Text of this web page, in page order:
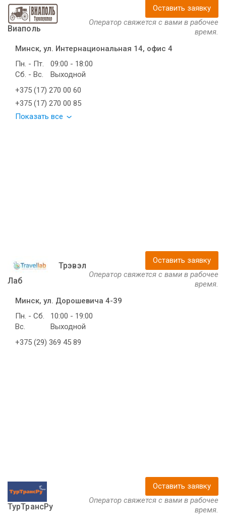
Виаполь
Оставить заявку
Оператор свяжется с вами в рабочее
время.
Минск, ул. Интернациональная 14, офис 4
Пн. - Пт.
09:00 - 18:00
Сб. - Вс.
Выходной
+375 (17) 270 00 60
+375 (17) 270 00 85
Показать все
Трэвэл
Лаб
Оставить заявку
Оператор свяжется с вами в рабочее
время.
Минск, ул. Дорошевича 4-39
Пн. - Сб.
10:00 - 19:00
Вс.
Выходной
+375 (29) 369 45 89
ТурТрансРу
Оставить заявку
Оператор свяжется с вами в рабочее
время.